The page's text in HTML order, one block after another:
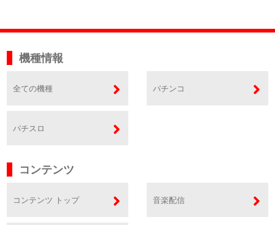
機種情報
全ての機種 パチンコ
パチスロ
コンテンツ
コンテンツ トップ 音楽配信